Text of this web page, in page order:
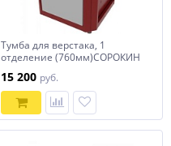
Тумба для верстака, 1
отделение (760мм)СОРОКИН
15 200 руб.